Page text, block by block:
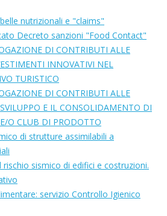
nutrizionali e "claims"
Decreto sanzioni "Food Contact"
DI CONTRIBUTI ALLE
INNOVATIVI NEL
TURISTICO
DI CONTRIBUTI ALLE
E IL CONSOLIDAMENTO DI
O CLUB DI PRODOTTO
di strutture assimilabili a
rischio sismico di edifici e costruzioni.
servizio Controllo Igienico